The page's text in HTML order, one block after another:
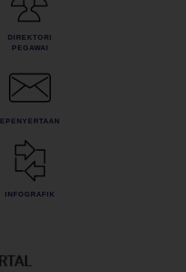
DIREKTORI
PEGAWAI
EPENYERTAAN
INFOGRAFIK